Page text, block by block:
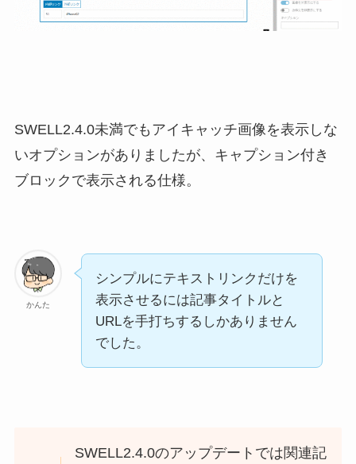
SWELL2.4.0未満でもアイキャッチ画像を表示しな
いオプションがありましたが、キャプション付き
ブロックで表示される仕様。
かんた
シンプルにテキストリンクだけを
表示させるには記事タイトルと
URLを手打ちするしかありません
でした。
SWELL2.4.0のアップデートでは関連記